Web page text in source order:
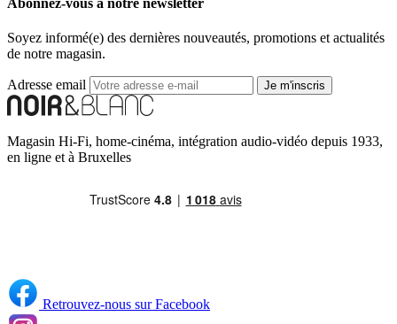
Soyez informé(e) des dernières nouveautés, promotions et actualités
de notre magasin.
Adresse email Je m'inscris
Magasin Hi-Fi, home-cinéma, intégration audio-vidéo depuis 1933,
en ligne et à Bruxelles
Retrouvez-nous sur Facebook